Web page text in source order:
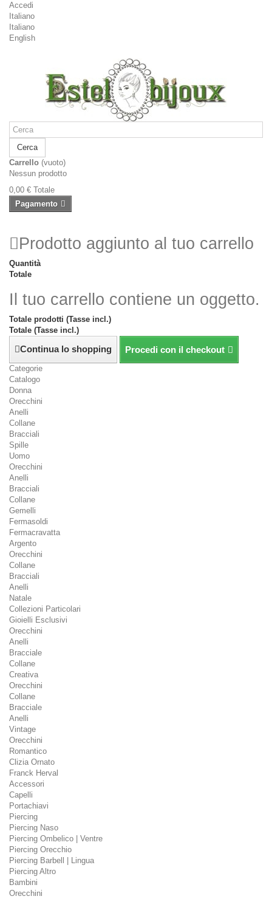
Accedi
Italiano
Italiano
English
Cerca
Carrello (vuoto)
Nessun prodotto
0,00 € Totale
Pagamento
Prodotto aggiunto al tuo carrello
Quantità
Totale
Il tuo carrello contiene un oggetto.
Totale prodotti (Tasse incl.)
Totale (Tasse incl.)
Continua lo shopping Procedi con il checkout
Categorie
Catalogo
Donna
Orecchini
Anelli
Collane
Bracciali
Spille
Uomo
Orecchini
Anelli
Bracciali
Collane
Gemelli
Fermasoldi
Fermacravatta
Argento
Orecchini
Collane
Bracciali
Anelli
Natale
Collezioni Particolari
Gioielli Esclusivi
Orecchini
Anelli
Bracciale
Collane
Creativa
Orecchini
Collane
Bracciale
Anelli
Vintage
Orecchini
Romantico
Clizia Ornato
Franck Herval
Accessori
Capelli
Portachiavi
Piercing
Piercing Naso
Piercing Ombelico | Ventre
Piercing Orecchio
Piercing Barbell | Lingua
Piercing Altro
Bambini
Orecchini